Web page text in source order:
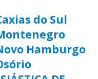
do Sul
Hamburgo